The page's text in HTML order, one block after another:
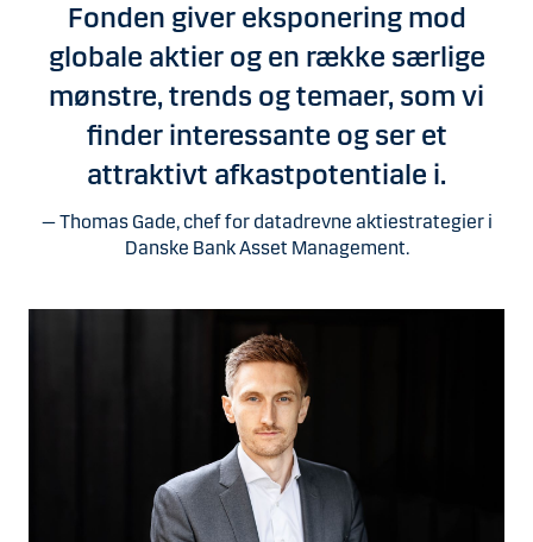
Fonden giver eksponering mod
globale aktier og en række særlige
mønstre, trends og temaer, som vi
finder interessante og ser et
attraktivt afkastpotentiale i.
Thomas Gade, chef for datadrevne aktiestrategier i
Danske Bank Asset Management.